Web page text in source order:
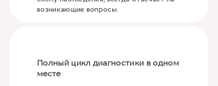
возникающие вопросы.
Полный цикл диагностики в одном
месте